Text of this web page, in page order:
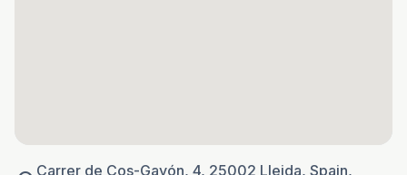
Carrer de Cos-Gayón, 4, 25002 Lleida, Spain,